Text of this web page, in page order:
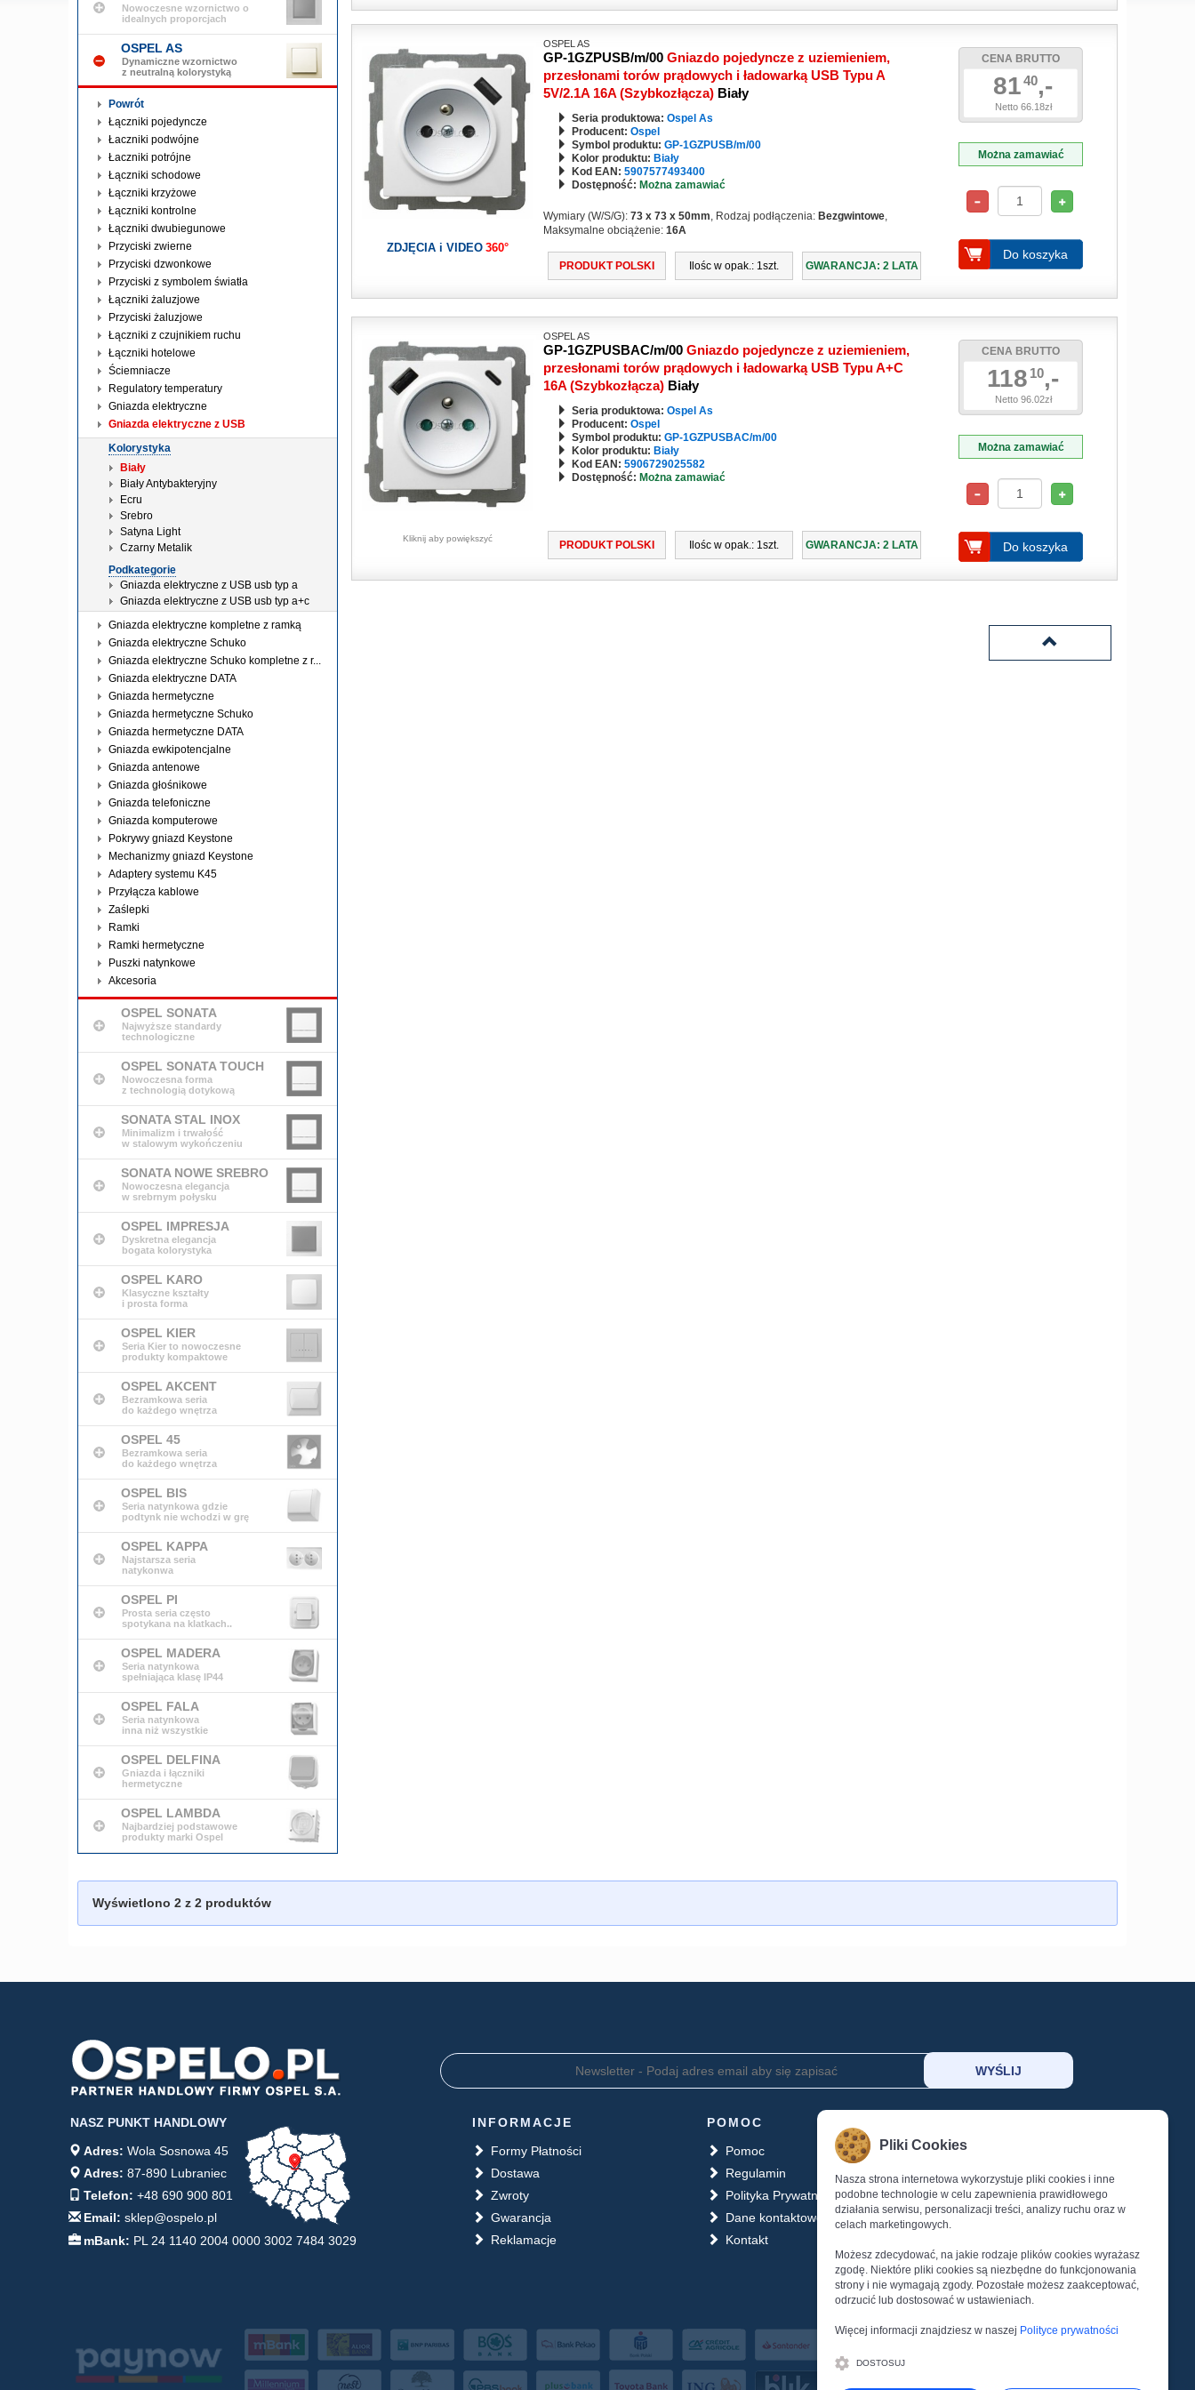
Nowoczesne wzornictwo o
idealnych proporcjach
OSPEL AS
Dynamiczne wzornictwo
z neutralną kolorystyką
Powrót
Łączniki pojedyncze
Łaczniki podwójne
Łaczniki potrójne
Łączniki schodowe
Łączniki krzyżowe
Łączniki kontrolne
Łączniki dwubiegunowe
Przyciski zwierne
Przyciski dzwonkowe
Przyciski z symbolem światła
Łączniki żaluzjowe
Przyciski żaluzjowe
Łączniki z czujnikiem ruchu
Łączniki hotelowe
Ściemniacze
Regulatory temperatury
Gniazda elektryczne
Gniazda elektryczne z USB
Kolorystyka
Biały
Biały Antybakteryjny
Ecru
Srebro
Satyna Light
Czarny Metalik
Podkategorie
Gniazda elektryczne z USB usb typ a
Gniazda elektryczne z USB usb typ a+c
Gniazda elektryczne kompletne z ramką
Gniazda elektryczne Schuko
Gniazda elektryczne Schuko kompletne z r...
Gniazda elektryczne DATA
Gniazda hermetyczne
Gniazda hermetyczne Schuko
Gniazda hermetyczne DATA
Gniazda ewkipotencjalne
Gniazda antenowe
Gniazda głośnikowe
Gniazda telefoniczne
Gniazda komputerowe
Pokrywy gniazd Keystone
Mechanizmy gniazd Keystone
Adaptery systemu K45
Przyłącza kablowe
Zaślepki
Ramki
Ramki hermetyczne
Puszki natynkowe
Akcesoria
OSPEL SONATA
Najwyższe standardy
technologiczne
OSPEL SONATA TOUCH
Nowoczesna forma
z technologią dotykową
SONATA STAL INOX
Minimalizm i trwałość
w stalowym wykończeniu
SONATA NOWE SREBRO
Nowoczesna elegancja
w srebrnym połysku
OSPEL IMPRESJA
Dyskretna elegancja
bogata kolorystyka
OSPEL KARO
Klasyczne kształty
i prosta forma
OSPEL KIER
Seria Kier to nowoczesne
produkty kompaktowe
OSPEL AKCENT
Bezramkowa seria
do każdego wnętrza
OSPEL 45
Bezramkowa seria
do każdego wnętrza
OSPEL BIS
Seria natynkowa gdzie
podtynk nie wchodzi w grę
OSPEL KAPPA
Najstarsza seria
natykonwa
OSPEL PI
Prosta seria często
spotykana na klatkach..
OSPEL MADERA
Seria natynkowa
spełniająca klasę IP44
OSPEL FALA
Seria natynkowa
inna niż wszystkie
OSPEL DELFINA
Gniazda i łączniki
hermetyczne
OSPEL LAMBDA
Najbardziej podstawowe
produkty marki Ospel
ZDJĘCIA i VIDEO 360°
OSPEL AS
GP-1GZPUSB/m/00 Gniazdo pojedyncze z uziemieniem,
przesłonami torów prądowych i ładowarką USB Typu A
5V/2.1A 16A (Szybkozłącza) Biały
Seria produktowa: Ospel As
Producent: Ospel
Symbol produktu: GP-1GZPUSB/m/00
Kolor produktu: Biały
Kod EAN: 5907577493400
Dostępność: Można zamawiać
Wymiary (W/S/G): 73 x 73 x 50mm, Rodzaj podłączenia: Bezgwintowe,
Maksymalne obciążenie: 16A
PRODUKT POLSKI Ilośc w opak.: 1szt. GWARANCJA: 2 LATA
CENA BRUTTO
81 40,-
Netto 66.18zł
Można zamawiać
Do koszyka
Kliknij aby powiększyć
OSPEL AS
GP-1GZPUSBAC/m/00 Gniazdo pojedyncze z uziemieniem,
przesłonami torów prądowych i ładowarką USB Typu A+C
16A (Szybkozłącza) Biały
Seria produktowa: Ospel As
Producent: Ospel
Symbol produktu: GP-1GZPUSBAC/m/00
Kolor produktu: Biały
Kod EAN: 5906729025582
Dostępność: Można zamawiać
PRODUKT POLSKI Ilośc w opak.: 1szt. GWARANCJA: 2 LATA
CENA BRUTTO
118 10,-
Netto 96.02zł
Można zamawiać
Do koszyka
Wyświetlono 2 z 2 produktów
NASZ PUNKT HANDLOWY
Adres: Wola Sosnowa 45
Adres: 87-890 Lubraniec
Telefon: +48 690 900 801
Email: sklep@ospelo.pl
mBank: PL 24 1140 2004 0000 3002 7484 3029
INFORMACJE
Formy Płatności
Dostawa
Zwroty
Gwarancja
Reklamacje
POMOC
Pomoc
Regulamin
Polityka Prywatności
Dane kontaktowe
Kontakt
KOSZYK
SCHOWEK
LOGOWANIE
REJESTRACJA
Pliki Cookies
Nasza strona internetowa wykorzystuje pliki cookies i inne
podobne technologie w celu zapewnienia prawidłowego
działania serwisu, personalizacji treści, analizy ruchu oraz w
celach marketingowych.
Możesz zdecydować, na jakie rodzaje plików cookies wyrażasz
zgodę. Niektóre pliki cookies są niezbędne do funkcjonowania
strony i nie wymagają zgody. Pozostałe możesz zaakceptować,
odrzucić lub dostosować w ustawieniach.
Więcej informacji znajdziesz w naszej Polityce prywatności
DOSTOSUJ